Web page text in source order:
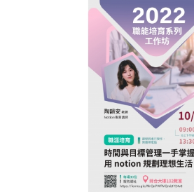
t
s
A
p
p
n
a
W
e
i
b
o